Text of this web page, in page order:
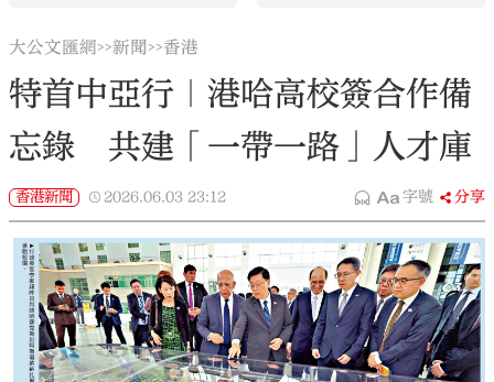
大公文匯網>>新聞>>香港
特首中亞行｜港哈高校簽合作備
忘錄 共建「一帶一路」人才庫
香港新聞 2026.06.03 23:12 字號 分享